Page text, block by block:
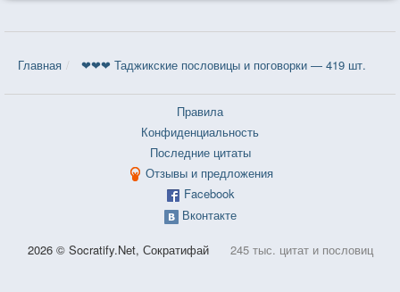
Главная ❤❤❤ Таджикские пословицы и поговорки — 419 шт.
Правила
Конфиденциальность
Последние цитаты
Отзывы и предложения
Facebook
Вконтакте
2026 © Socratify.Net, Сократифай 245 тыс. цитат и пословиц